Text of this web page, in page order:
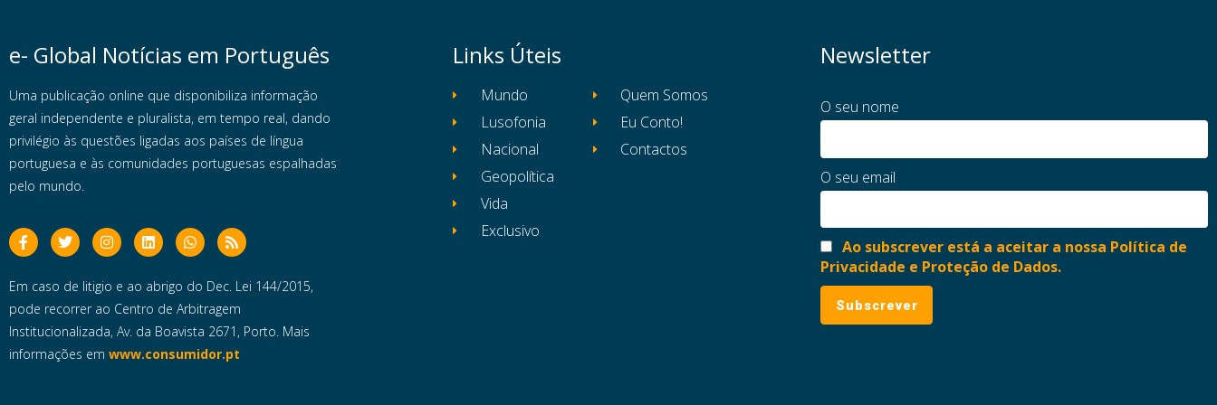
e- Global Notícias em Português
Uma publicação online que disponibiliza informação
geral independente e pluralista, em tempo real, dando
privilégio às questões ligadas aos países de língua
portuguesa e às comunidades portuguesas espalhadas
pelo mundo.
Em caso de litigio e ao abrigo do Dec. Lei 144/2015,
pode recorrer ao Centro de Arbitragem
Institucionalizada, Av. da Boavista 2671, Porto. Mais
informações em www.consumidor.pt
Links Úteis
Mundo
Lusofonia
Nacional
Geopolítica
Vida
Exclusivo
Quem Somos
Eu Conto!
Contactos
Newsletter
O seu nome
O seu email
Ao subscrever está a aceitar a nossa Política de
Privacidade e Proteção de Dados.